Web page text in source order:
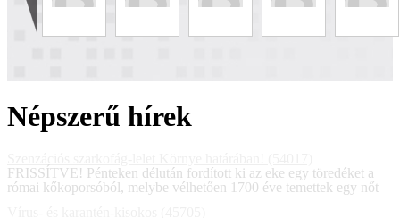
Népszerű hírek
FRISSÍTVE! Pénteken délután fordított ki az eke egy töredéket a
római kőkoporsóból, melybe vélhetően 1700 éve temettek egy nőt